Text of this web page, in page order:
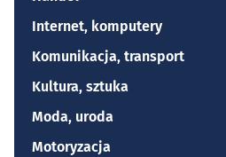
Internet, komputery
Komunikacja, transport
Kultura, sztuka
Moda, uroda
Motoryzacja